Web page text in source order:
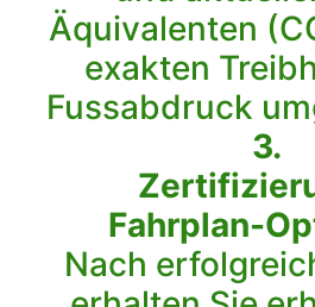
Äquivalenten
exakten
Fussabdruck
3.
Fahrplan-
Nach